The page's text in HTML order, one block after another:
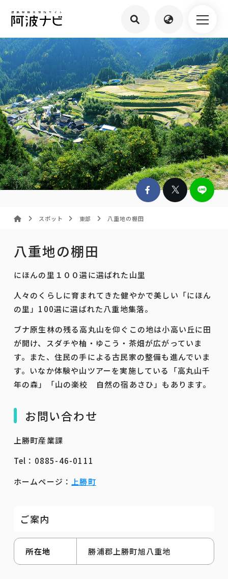
スポット 東部 八重地の棚田
八重地の棚田
にほんの里１００選に選ばれた山里
人々のくらしに育まれてきた健やかで美しい「にほん
の里」100選に選ばれた八重地集落。
ブナ原生林の残る高丸山を仰ぐこの地は小高い丘に田
が開け、スダチや柚・ゆこう・茶畑が広がっていま
す。また、住民の手による古民家の整備も進んでいま
す。いなか体験や山ツアーを実施している「高丸山千
年の森」「山の楽校 自然の宿あさひ」もあります。
お問い合わせ
上勝町産業課
Tel：0885-46-0111
ホームページ：
上勝町
ご案内
所在地 勝浦郡上勝町旭八重地